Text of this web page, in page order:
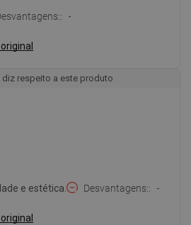
-
diz respeito a este produto
e estética. Desvantagens: -